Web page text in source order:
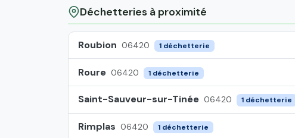
Déchetteries à proximité
Roubion 06420 1 déchetterie
Roure 06420 1 déchetterie
Saint-Sauveur-sur-Tinée 06420 1 déchetterie
Rimplas 06420 1 déchetterie